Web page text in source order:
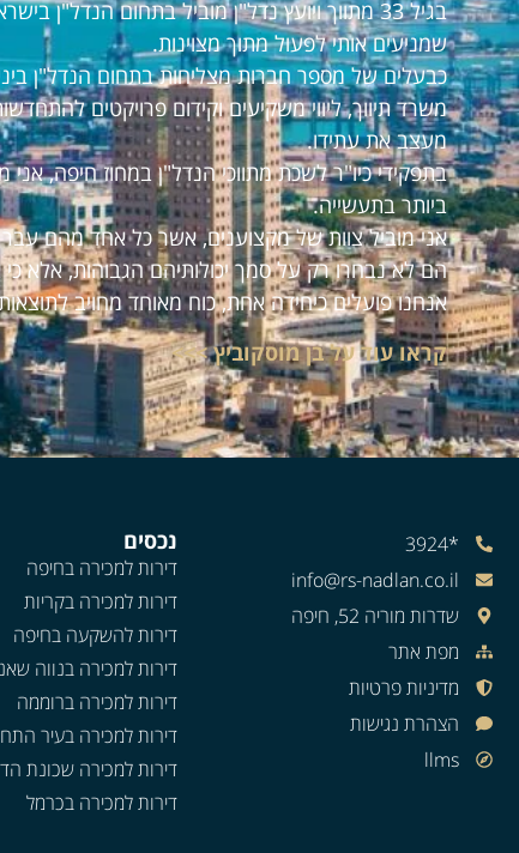
בגיל 33 מתווך ויועץ נדל"ן מוביל בתחום
שמניעים אותי לפעול מתוך מצוינות.
כבעלים של מספר חברות מצליחות בתחום הנדל"ן
משרד תיווך, ליווי משקיעים וקידום פרויקטים
מעצב את עתידו.
בתפקידי כיו"ר לשכת מתווכי הנדל"ן במחוז חיפה,
ביותר בתעשייה.
אני מוביל צוות של מקצוענים, אשר כל אחד מהם
הם לא נבחרו רק על סמך יכולותיהם הגבוהות, אלא
אנחנו פועלים כיחידה אחת, כוח מאוחד מחויב
קראו עוד על בן מוסקוביץ >>>
*3924
info@rs-nadlan.co.il
שדרות מוריה 52, חיפה
מפת אתר
מדיניות פרטיות
הצהרת נגישות
llms
נכסים
דירות למכירה בחיפה
דירות למכירה בקריות
דירות להשקעה בחיפה
דירות למכירה בנווה
דירות למכירה ברוממה
דירות למכירה בעיר
דירות למכירה שכונת
דירות למכירה בכרמל